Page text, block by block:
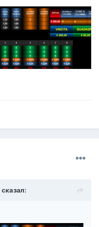
сказал: